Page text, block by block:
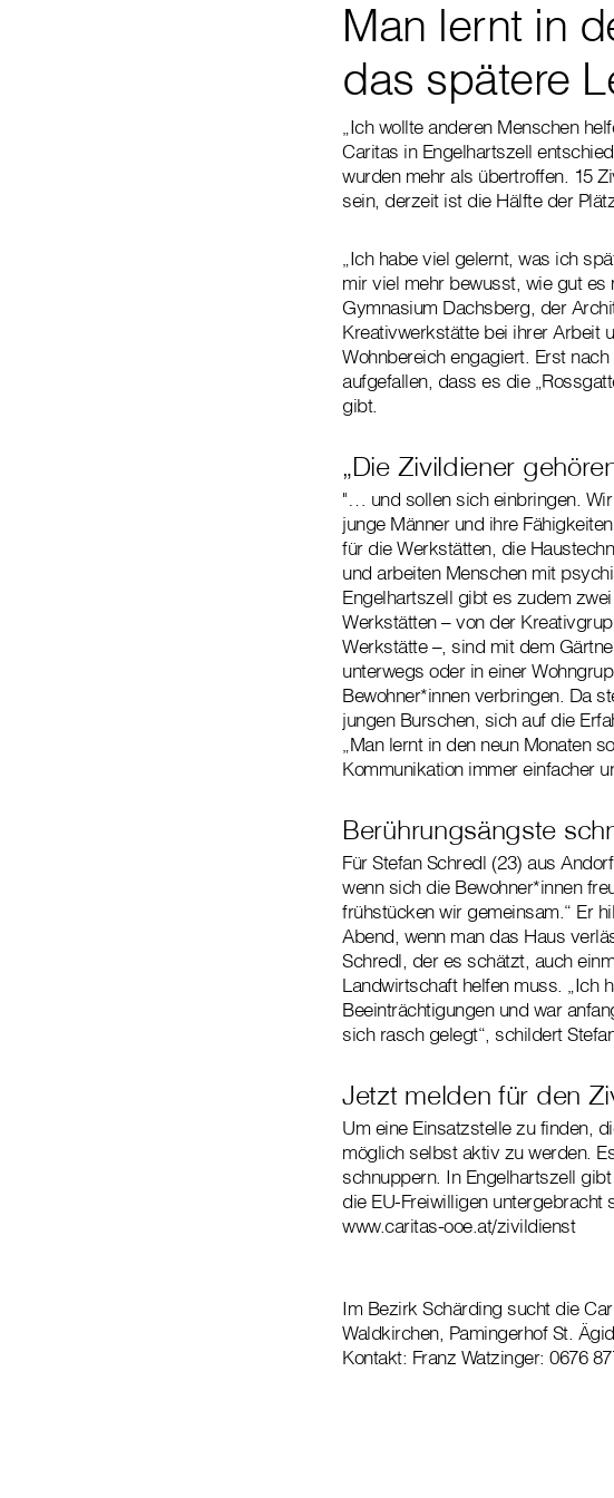
Man lernt in
das spätere
„Ich wollte anderen Menschen
Caritas in Engelhartszell
wurden mehr als übertroffen. 15
sein, derzeit ist die Hälfte der
„Ich habe viel gelernt, was ich
mir viel mehr bewusst, wie gut
Gymnasium Dachsberg, der
Kreativwerkstätte bei ihrer Arbeit
Wohnbereich engagiert. Erst
aufgefallen, dass es die
gibt.
„Die Zivildiener
"… und sollen sich einbringen.
junge Männer und ihre
für die Werkstätten, die
und arbeiten Menschen mit
Engelhartszell gibt es zudem
Werkstätten – von der
Werkstätte –, sind mit dem
unterwegs oder in einer
Bewohner*innen verbringen. Da
jungen Burschen, sich auf die
„Man lernt in den neun Monaten
Kommunikation immer einfacher
Berührungsängste
Für Stefan Schredl (23) aus
wenn sich die Bewohner*innen
frühstücken wir gemeinsam.“ Er
Abend, wenn man das Haus
Schredl, der es schätzt, auch
Landwirtschaft helfen muss. „Ich
Beeinträchtigungen und war
sich rasch gelegt“, schildert
Jetzt melden für den
Um eine Einsatzstelle zu finden,
möglich selbst aktiv zu werden.
schnuppern. In Engelhartszell
die EU-Freiwilligen untergebracht
www.caritas-ooe.at/zivildienst
Im Bezirk Schärding sucht die
Waldkirchen, Pamingerhof St.
Kontakt: Franz Watzinger: 0676